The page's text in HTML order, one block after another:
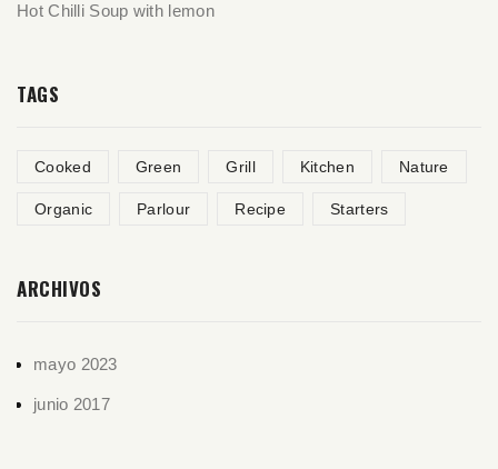
Hot Chilli Soup with lemon
TAGS
Cooked Green Grill Kitchen Nature
Organic Parlour Recipe Starters
ARCHIVOS
mayo 2023
junio 2017